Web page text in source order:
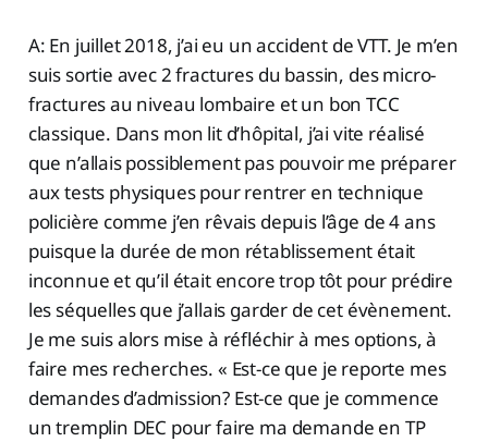
A: En juillet 2018, j’ai eu un accident de VTT. Je m’en
suis sortie avec 2 fractures du bassin, des micro-
fractures au niveau lombaire et un bon TCC
classique. Dans mon lit d’hôpital, j’ai vite réalisé
que n’allais possiblement pas pouvoir me préparer
aux tests physiques pour rentrer en technique
policière comme j’en rêvais depuis l’âge de 4 ans
puisque la durée de mon rétablissement était
inconnue et qu’il était encore trop tôt pour prédire
les séquelles que j’allais garder de cet évènement.
Je me suis alors mise à réfléchir à mes options, à
faire mes recherches. « Est-ce que je reporte mes
demandes d’admission? Est-ce que je commence
un tremplin DEC pour faire ma demande en TP